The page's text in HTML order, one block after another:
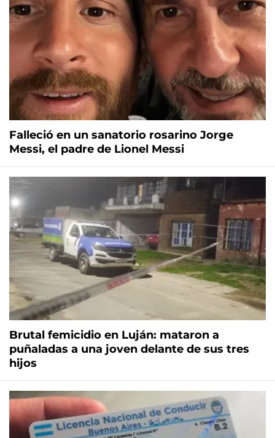
Falleció en un sanatorio rosarino Jorge
Messi, el padre de Lionel Messi
Brutal femicidio en Luján: mataron a
puñaladas a una joven delante de sus tres
hijos